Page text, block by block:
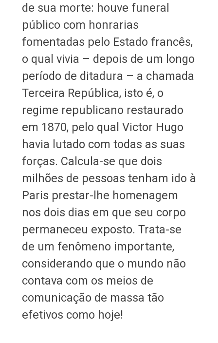
de sua morte: houve funeral
público com honrarias
fomentadas pelo Estado francês,
o qual vivia – depois de um longo
período de ditadura – a chamada
Terceira República, isto é, o
regime republicano restaurado
em 1870, pelo qual Victor Hugo
havia lutado com todas as suas
forças. Calcula-se que dois
milhões de pessoas tenham ido à
Paris prestar-lhe homenagem
nos dois dias em que seu corpo
permaneceu exposto. Trata-se
de um fenômeno importante,
considerando que o mundo não
contava com os meios de
comunicação de massa tão
efetivos como hoje!